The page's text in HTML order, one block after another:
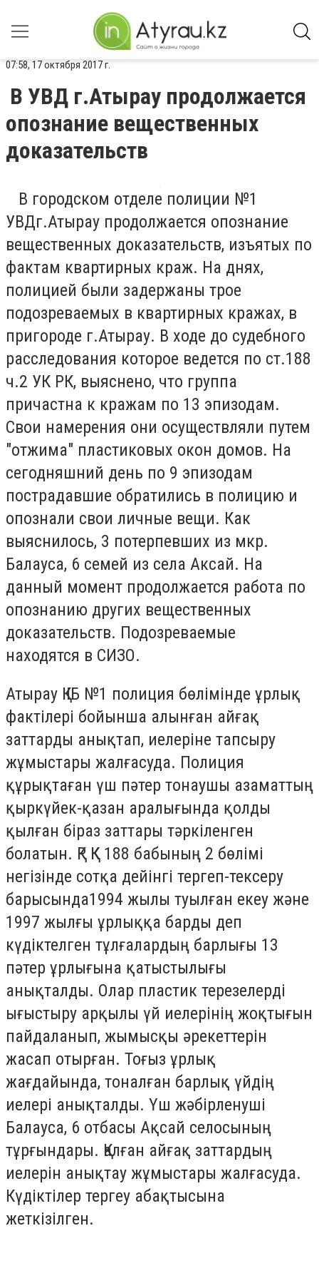
07:58, 17 октября 2017 г.
В УВД г.Атырау продолжается
опознание вещественных
доказательств
В городском отделе полиции №1
УВДг.Атырау продолжается опознание
вещественных доказательств, изъятых по
фактам квартирных краж. На днях,
полицией были задержаны трое
подозреваемых в квартирных кражах, в
пригороде г.Атырау. В ходе до судебного
расследования которое ведется по ст.188
ч.2 УК РК, выяснено, что группа
причастна к кражам по 13 эпизодам.
Свои намерения они осуществляли путем
"отжима" пластиковых окон домов. На
сегодняшний день по 9 эпизодам
пострадавшие обратились в полицию и
опознали свои личные вещи. Как
выяснилось, 3 потерпевших из мкр.
Балауса, 6 семей из села Аксай. На
данный момент продолжается работа по
опознанию других вещественных
доказательств. Подозреваемые
находятся в СИЗО.
Атырау ҚІІБ №1 полиция бөлімінде ұрлық
фактілері бойынша алынған айғақ
заттарды анықтап, иелеріне тапсыру
жұмыстары жалғасуда. Полиция
құрықтаған үш пәтер тонаушы азаматтың
қыркүйек-қазан аралығында қолды
қылған біраз заттары тәркіленген
болатын. ҚР ҚК 188 бабының 2 бөлімі
негізінде сотқа дейінгі тергеп-тексеру
барысында1994 жылы туылған екеу және
1997 жылғы ұрлыққа барды деп
күдіктелген тұлғалардың барлығы 13
пәтер ұрлығына қатыстылығы
анықталды. Олар пластик терезелерді
ығыстыру арқылы үй иелерінің жоқтығын
пайдаланып, жымысқы әрекеттерін
жасап отырған. Тоғыз ұрлық
жағдайында, тоналған барлық үйдің
иелері анықталды. Үш жәбірленуші
Балауса, 6 отбасы Ақсай селосының
тұрғындары. Қалған айғақ заттардың
иелерін анықтау жұмыстары жалғасуда.
Күдіктілер тергеу абақтысына
жеткізілген.